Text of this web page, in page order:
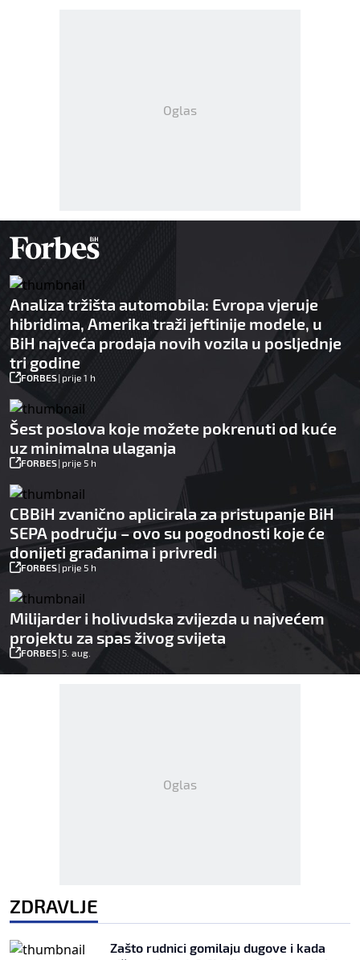
Oglas
Analiza tržišta automobila: Evropa vjeruje
hibridima, Amerika traži jeftinije modele, u
BiH najveća prodaja novih vozila u posljednje
tri godine
FORBES|prije 1 h
Šest poslova koje možete pokrenuti od kuće
uz minimalna ulaganja
FORBES| prije 5 h
CBBiH zvanično aplicirala za pristupanje BiH
SEPA području – ovo su pogodnosti koje će
donijeti građanima i privredi
FORBES| prije 5 h
Milijarder i holivudska zvijezda u najvećem
projektu za spas živog svijeta
FORBES| 5. aug.
Oglas
ZDRAVLJE
Zašto rudnici gomilaju dugove i kada